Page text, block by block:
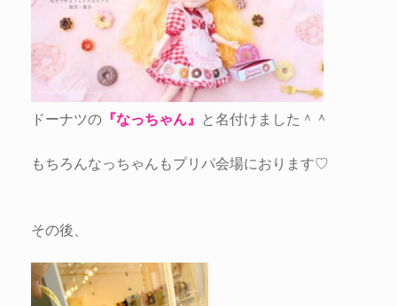
ドーナツの 『なっちゃん』 と名付けました＾＾
もちろんなっちゃんもプリパ会場におります♡
その後、